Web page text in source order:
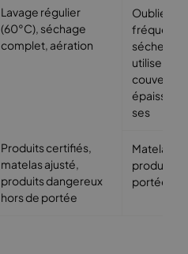
Lavage régulier
(60°C), séchage
complet, aération
Oublier le
fréquent,
sécher
utiliser des
épaisses/
ses
Produits certifiés,
matelas ajusté,
produits dangereux
hors de portée
Matelas
produits
portée